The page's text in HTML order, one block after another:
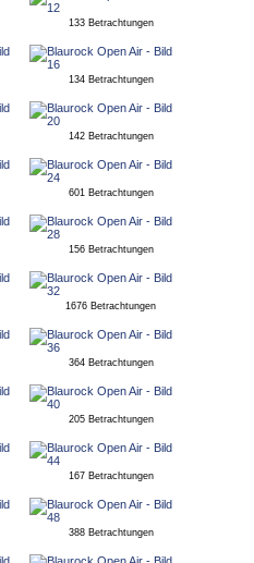
133 Betrachtungen
134 Betrachtungen
142 Betrachtungen
601 Betrachtungen
156 Betrachtungen
1676 Betrachtungen
364 Betrachtungen
205 Betrachtungen
167 Betrachtungen
388 Betrachtungen